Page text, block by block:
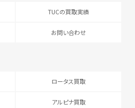
TUCの買取実績
お問い合わせ
ロータス買取
アルピナ買取